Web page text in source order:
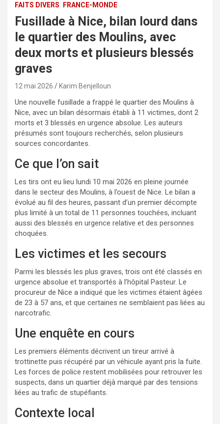
FAITS DIVERS FRANCE-MONDE
Fusillade à Nice, bilan lourd dans
le quartier des Moulins, avec
deux morts et plusieurs blessés
graves
12 mai 2026 Karim Benjelloun
Une nouvelle fusillade a frappé le quartier des Moulins à
Nice, avec un bilan désormais établi à 11 victimes, dont 2
morts et 3 blessés en urgence absolue. Les auteurs
présumés sont toujours recherchés, selon plusieurs
sources concordantes.
Ce que l’on sait
Les tirs ont eu lieu lundi 10 mai 2026 en pleine journée
dans le secteur des Moulins, à l’ouest de Nice. Le bilan a
évolué au fil des heures, passant d’un premier décompte
plus limité à un total de 11 personnes touchées, incluant
aussi des blessés en urgence relative et des personnes
choquées.
Les victimes et les secours
Parmi les blessés les plus graves, trois ont été classés en
urgence absolue et transportés à l’hôpital Pasteur. Le
procureur de Nice a indiqué que les victimes étaient âgées
de 23 à 57 ans, et que certaines ne semblaient pas liées au
narcotrafic.
Une enquête en cours
Les premiers éléments décrivent un tireur arrivé à
trottinette puis récupéré par un véhicule ayant pris la fuite.
Les forces de police restent mobilisées pour retrouver les
suspects, dans un quartier déjà marqué par des tensions
liées au trafic de stupéfiants.
Contexte local